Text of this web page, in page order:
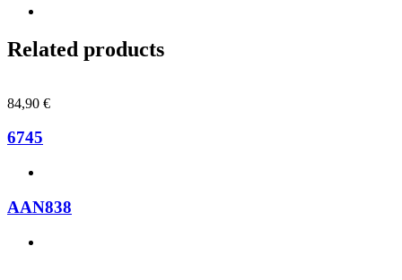
Related products
84,90 €
6745
AAN838